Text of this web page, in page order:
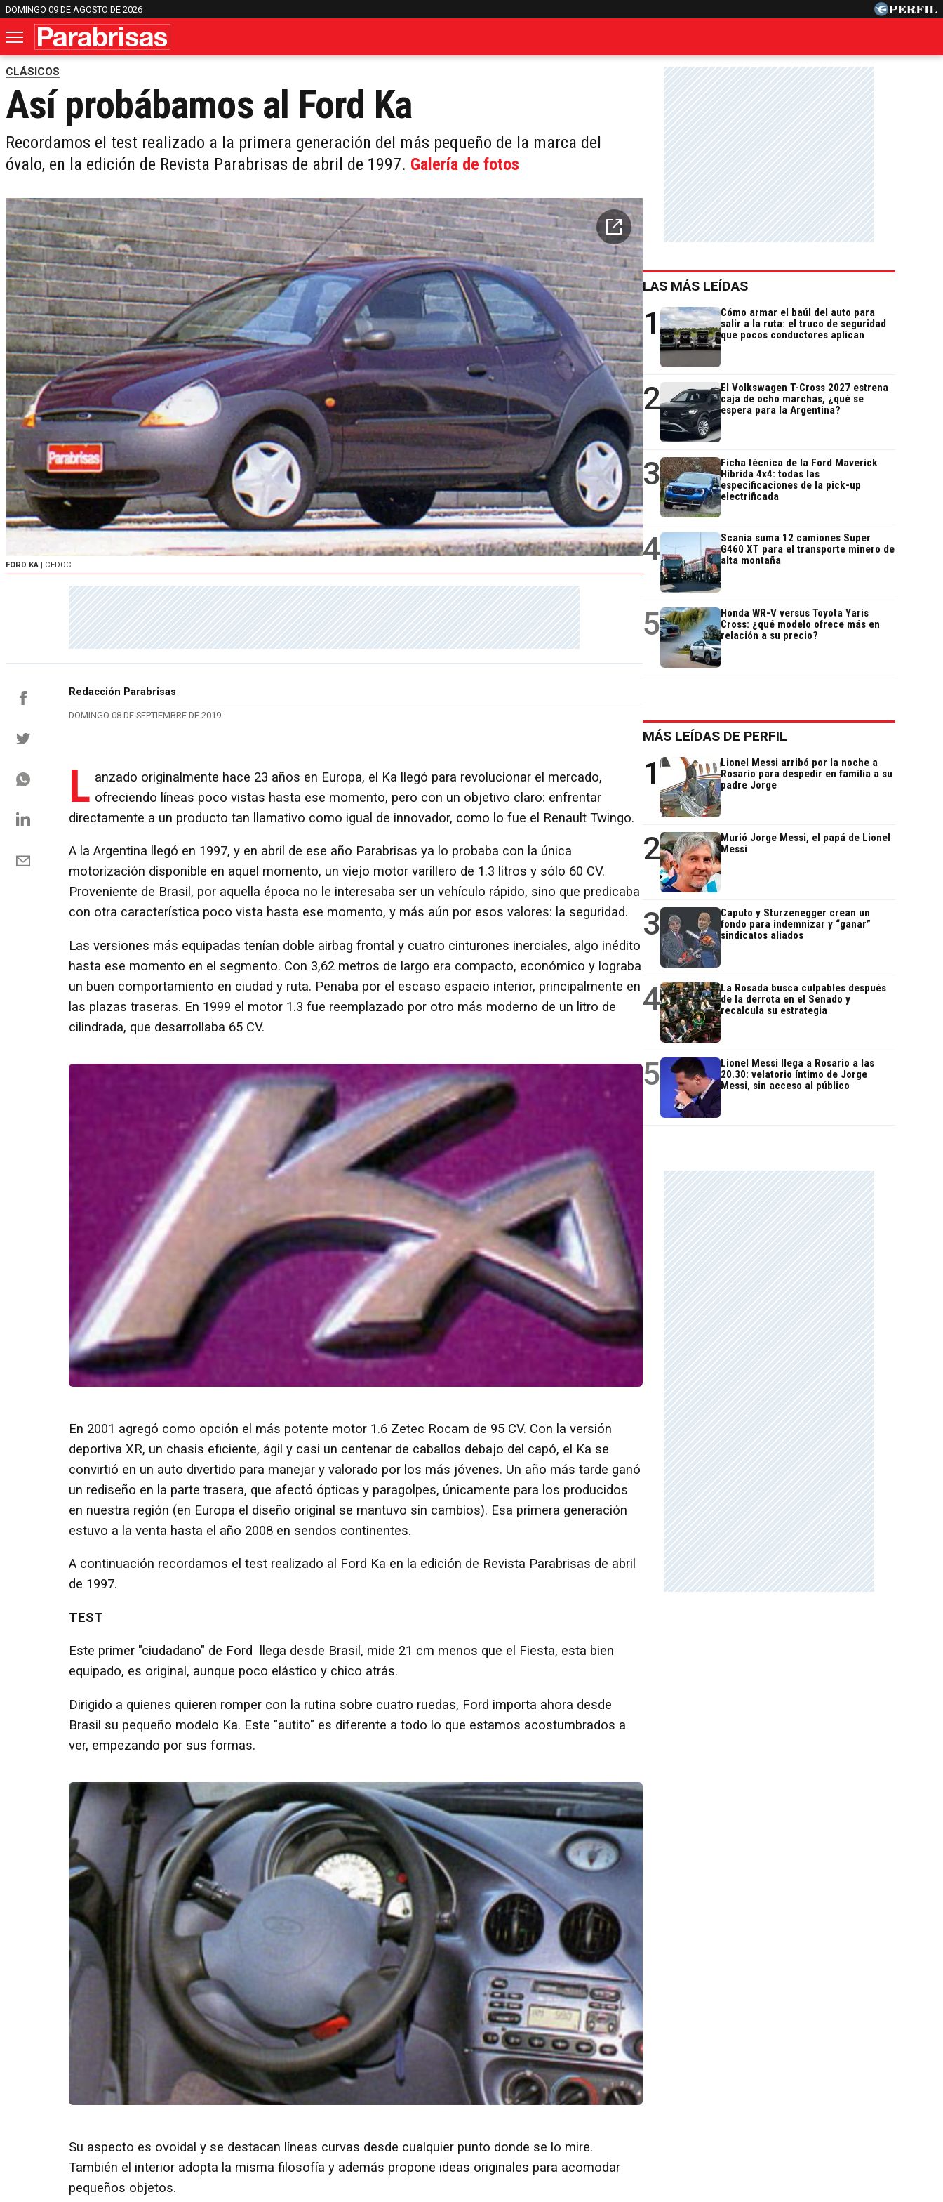
DOMINGO 09 DE AGOSTO DE 2026
CLÁSICOS
Así probábamos al Ford Ka
Recordamos el test realizado a la primera generación del más pequeño de la marca del
óvalo, en la edición de Revista Parabrisas de abril de 1997. Galería de fotos
FORD KA | CEDOC
Redacción Parabrisas
DOMINGO 08 DE SEPTIEMBRE DE 2019
L anzado originalmente hace 23 años en Europa, el Ka llegó para revolucionar el mercado,
ofreciendo líneas poco vistas hasta ese momento, pero con un objetivo claro: enfrentar
directamente a un producto tan llamativo como igual de innovador, como lo fue el Renault Twingo.
A la Argentina llegó en 1997, y en abril de ese año Parabrisas ya lo probaba con la única
motorización disponible en aquel momento, un viejo motor varillero de 1.3 litros y sólo 60 CV.
Proveniente de Brasil, por aquella época no le interesaba ser un vehículo rápido, sino que predicaba
con otra característica poco vista hasta ese momento, y más aún por esos valores: la seguridad.
Las versiones más equipadas tenían doble airbag frontal y cuatro cinturones inerciales, algo inédito
hasta ese momento en el segmento. Con 3,62 metros de largo era compacto, económico y lograba
un buen comportamiento en ciudad y ruta. Penaba por el escaso espacio interior, principalmente en
las plazas traseras. En 1999 el motor 1.3 fue reemplazado por otro más moderno de un litro de
cilindrada, que desarrollaba 65 CV.
En 2001 agregó como opción el más potente motor 1.6 Zetec Rocam de 95 CV. Con la versión
deportiva XR, un chasis eficiente, ágil y casi un centenar de caballos debajo del capó, el Ka se
convirtió en un auto divertido para manejar y valorado por los más jóvenes. Un año más tarde ganó
un rediseño en la parte trasera, que afectó ópticas y paragolpes, únicamente para los producidos
en nuestra región (en Europa el diseño original se mantuvo sin cambios). Esa primera generación
estuvo a la venta hasta el año 2008 en sendos continentes.
A continuación recordamos el test realizado al Ford Ka en la edición de Revista Parabrisas de abril
de 1997.
TEST
Este primer "ciudadano" de Ford llega desde Brasil, mide 21 cm menos que el Fiesta, esta bien
equipado, es original, aunque poco elástico y chico atrás.
Dirigido a quienes quieren romper con la rutina sobre cuatro ruedas, Ford importa ahora desde
Brasil su pequeño modelo Ka. Este "autito" es diferente a todo lo que estamos acostumbrados a
ver, empezando por sus formas.
Su aspecto es ovoidal y se destacan líneas curvas desde cualquier punto donde se lo mire.
También el interior adopta la misma filosofía y además propone ideas originales para acomodar
pequeños objetos.
LAS MÁS LEÍDAS
1
Cómo armar el baúl del auto para
salir a la ruta: el truco de seguridad
que pocos conductores aplican
2
El Volkswagen T-Cross 2027 estrena
caja de ocho marchas, ¿qué se
espera para la Argentina?
3
Ficha técnica de la Ford Maverick
Híbrida 4x4: todas las
especificaciones de la pick-up
electrificada
4
Scania suma 12 camiones Super
G460 XT para el transporte minero de
alta montaña
5
Honda WR-V versus Toyota Yaris
Cross: ¿qué modelo ofrece más en
relación a su precio?
MÁS LEÍDAS DE PERFIL
1
Lionel Messi arribó por la noche a
Rosario para despedir en familia a su
padre Jorge
2
Murió Jorge Messi, el papá de Lionel
Messi
3
Caputo y Sturzenegger crean un
fondo para indemnizar y “ganar”
sindicatos aliados
4
La Rosada busca culpables después
de la derrota en el Senado y
recalcula su estrategia
5
Lionel Messi llega a Rosario a las
20.30: velatorio íntimo de Jorge
Messi, sin acceso al público